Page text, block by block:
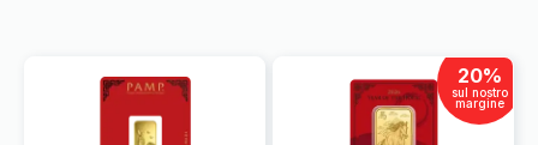
20%
sul nostro
margine